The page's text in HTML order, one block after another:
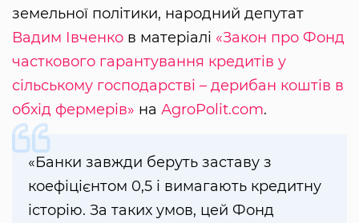
земельної політики, народний депутат
Вадим Івченко в матеріалі «Закон про Фонд
часткового гарантування кредитів у
сільському господарстві – дерибан коштів в
обхід фермерів» на АgroРolit.com.
«Банки завжди беруть заставу з
коефіцієнтом 0,5 і вимагають кредитну
історію. За таких умов, цей Фонд